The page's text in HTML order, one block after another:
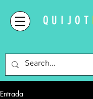
QUIJOT
Entrada